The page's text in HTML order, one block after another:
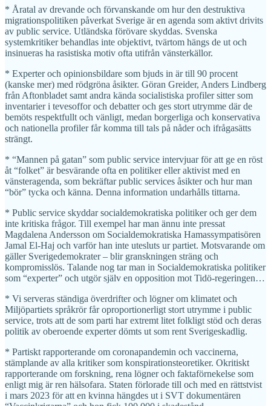
* Åratal av drevande och förvanskande om hur den destruktiva
migrationspolitiken påverkat Sverige är en agenda som aktivt drivits
av public service. Utländska förövare skyddas. Svenska
systemkritiker behandlas inte objektivt, tvärtom hängs de ut och
insinueras ha rasistiska motiv ofta utifrån vänsterkällor.
* Experter och opinionsbildare som bjuds in är till 90 procent
(kanske mer) med rödgröna åsikter. Göran Greider, Anders Lindberg
från Aftonbladet samt andra kända socialistiska profiler sitter som
inventarier i tevesoffor och debatter och ges stort utrymme där de
bemöts respektfullt och vänligt, medan borgerliga och konservativa
och nationella profiler får komma till tals på nåder och ifrågasätts
strängt.
* “Mannen på gatan” som public service intervjuar för att ge en röst
åt “folket” är besvärande ofta en politiker eller aktivist med en
vänsteragenda, som bekräftar public services åsikter och hur man
“bör” tycka och känna. Denna information undarhålls tittarna.
* Public service skyddar socialdemokratiska politiker och ger dem
inte kritiska frågor. Till exempel har man ännu inte pressat
Magdalena Andersson om Socialdemokratiska Hamassympatisören
Jamal El-Haj och varför han inte utesluts ur partiet. Motsvarande om
gäller Sverigedemokrater – blir granskningen sträng och
kompromisslös. Talande nog tar man in Socialdemokratiska politiker
som “experter” och utgör själv en opposition mot Tidö-regeringen…
* Vi serveras ständiga överdrifter och lögner om klimatet och
Miljöpartiets språkrör får oproportionerligt stort utrymme i public
service, trots att de som parti har extremt litet folkligt stöd och deras
politik av oberoende experter dömts ut som rent Sverigeskadlig.
* Partiskt rapporterande om coronapandemin och vaccinerna,
stämplande av alla kritiker som konspirationsteoretiker. Okritiskt
rapporterande om forskning, rena lögner och faktaförnekelse som
enligt mig är ren hälsofara. Staten förlorade till och med en rättstvist
i mars 2023 för att en kvinna hängdes ut i SVT dokumentären